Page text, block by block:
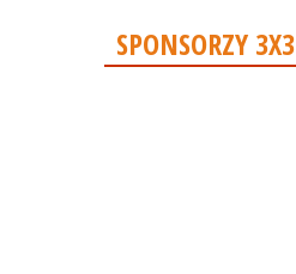
SPONSORZY 3X3